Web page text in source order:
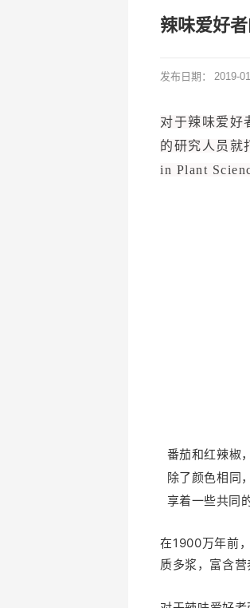
辣味爱好
发布日期： 2019-
对于辣味爱好
的研究人员就
in Plant
番茄和红辣椒
除了颜色相同
享着一些共同
在1900万年前
质多浆，富含